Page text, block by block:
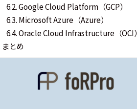
6.2.Google Cloud Platform（GCP）
6.3. Microsoft Azure（Azure）
6.4.Oracle Cloud Infrastructure（OCI）
まとめ